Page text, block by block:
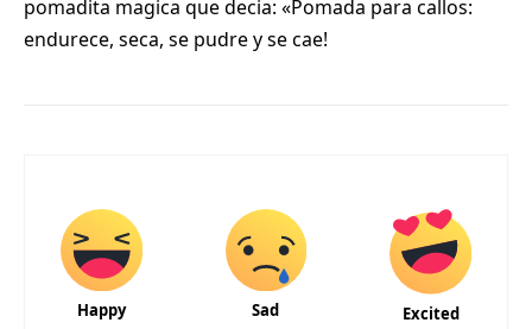
pomadita magica que decia: «Pomada para callos:
endurece, seca, se pudre y se cae!
Happy Sad Excited